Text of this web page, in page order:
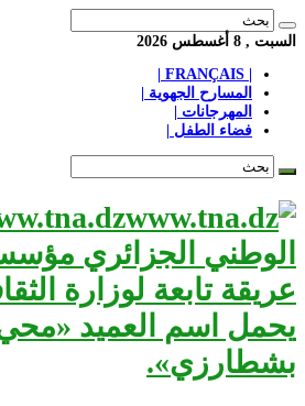
السبت , 8 أغسطس 2026
المسارح الجهوية |
المهرجانات |
فضاء الطفل |
الوطني الجزائري
عريقة تابعة لوزارة
يحمل اسم العميد
بشطارزي».